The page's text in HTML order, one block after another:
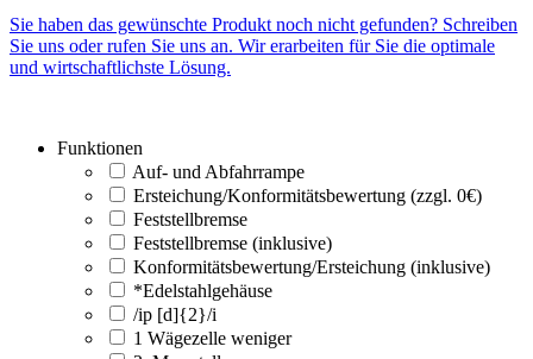
Sie haben das gewünschte Produkt noch nicht gefunden? Schreiben
Sie uns oder rufen Sie uns an. Wir erarbeiten für Sie die optimale
und wirtschaftlichste Lösung.
Funktionen
Auf- und Abfahrrampe
Ersteichung/Konformitätsbewertung (zzgl. 0€)
Feststellbremse
Feststellbremse (inklusive)
Konformitätsbewertung/Ersteichung (inklusive)
*Edelstahlgehäuse
/ip [d]{2}/i
1 Wägezelle weniger